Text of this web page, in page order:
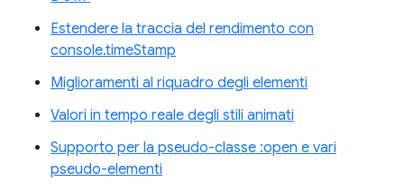
Estendere la traccia del rendimento con
console.timeStamp
Miglioramenti al riquadro degli elementi
Valori in tempo reale degli stili animati
Supporto per la pseudo-classe :open e vari
pseudo-elementi